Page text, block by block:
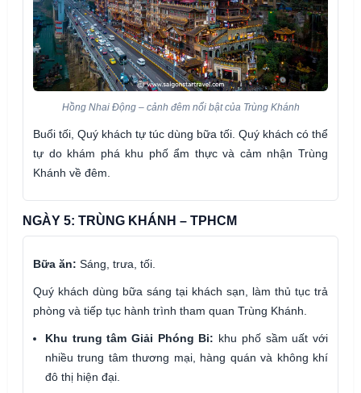
Hồng Nhai Động – cảnh đêm nổi bật của Trùng Khánh
Buổi tối, Quý khách tự túc dùng bữa tối. Quý khách có thể
tự do khám phá khu phố ẩm thực và cảm nhận Trùng
Khánh về đêm.
NGÀY 5: TRÙNG KHÁNH – TPHCM
Bữa ăn: Sáng, trưa, tối.
Quý khách dùng bữa sáng tại khách sạn, làm thủ tục trả
phòng và tiếp tục hành trình tham quan Trùng Khánh.
Khu trung tâm Giải Phóng Bi: khu phố sầm uất với
nhiều trung tâm thương mại, hàng quán và không khí
đô thị hiện đại.